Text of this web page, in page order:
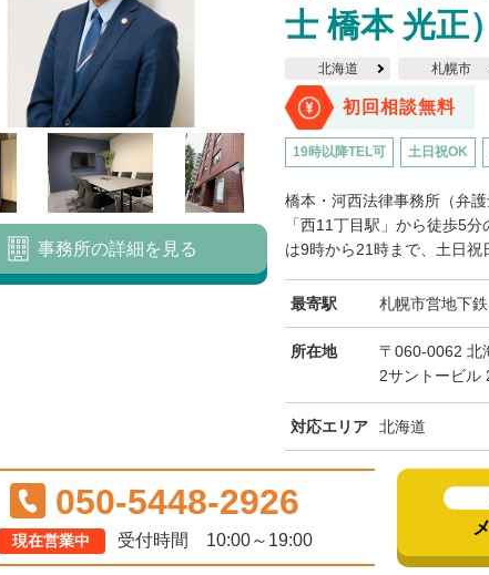
士 橋本 光正）
北海道 札幌市
初回相談無料
19時以降TEL可 土日祝OK
橋本・河西法律事務所（弁
「西11丁目駅」から徒歩5
は9時から21時まで、土日祝
最寄駅 札幌市営地下
所在地
〒060-0062 北
2サントービル
対応エリア 北海道
事務所の詳細を見る
050-5448-2926
現在営業中 受付時間 10:00～19:00